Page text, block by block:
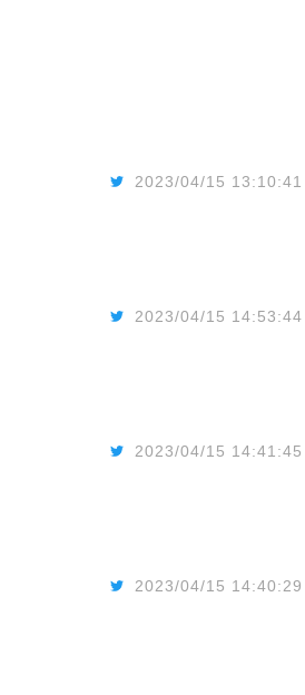
2023/04/15 13:10:41
2023/04/15 14:53:44
2023/04/15 14:41:45
2023/04/15 14:40:29